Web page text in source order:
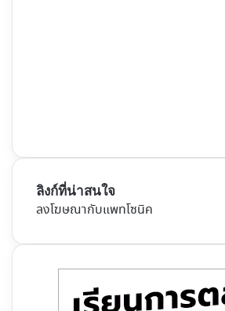
ลิงก์ที่น่าสนใจ
ลงโฆษณากับแพทโซนิค